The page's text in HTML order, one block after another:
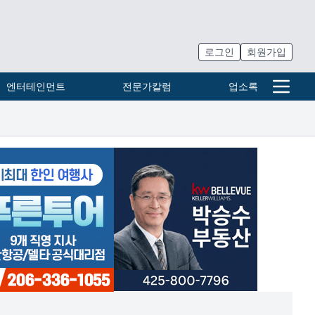
로그인 회원가입
엔터테인먼트 전문가칼럼 업소록